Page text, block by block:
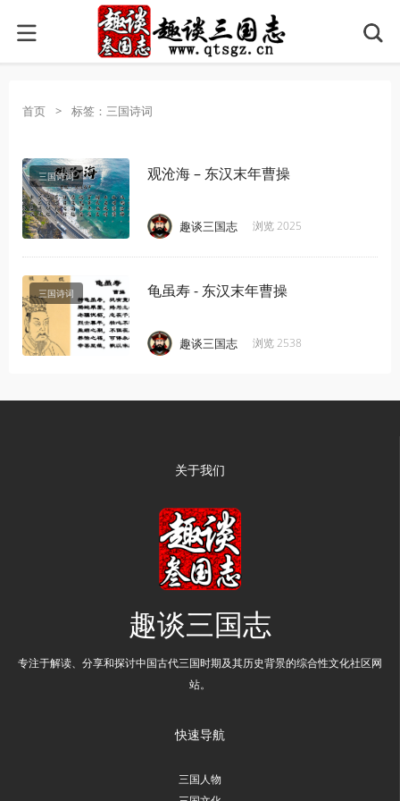
首页 > 标签：三国诗词
三国诗词 观沧海 – 东汉末年曹操
趣谈三国志 浏览 2025
三国诗词 龟虽寿 - 东汉末年曹操
趣谈三国志 浏览 2538
关于我们
趣谈三国志
专注于解读、分享和探讨中国古代三国时期及其历史背景的综合性文化社区网
站。
快速导航
三国人物